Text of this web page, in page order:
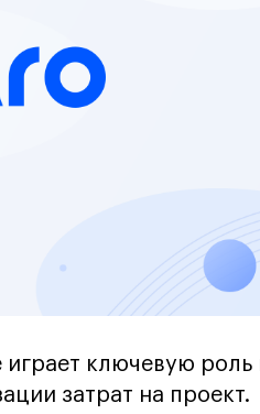
играет ключевую роль
затрат на проект.